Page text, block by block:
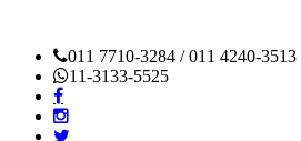
011 7710-3284 / 011 4240-3513
11-3133-5525